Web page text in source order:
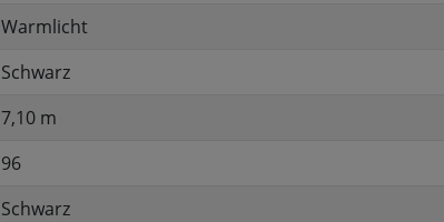
Warmlicht
Schwarz
7,10 m
96
Schwarz